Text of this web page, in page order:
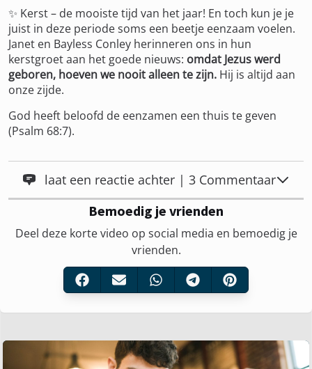
✨ Kerst – de mooiste tijd van het jaar! En toch kun je je
juist in deze periode soms een beetje eenzaam voelen.
Janet en Bayless Conley herinneren ons in hun
kerstgroet aan het goede nieuws: omdat Jezus werd
geboren, hoeven we nooit alleen te zijn. Hij is altijd aan
onze zijde.
God heeft beloofd de eenzamen een thuis te geven
(Psalm 68:7).
laat een reactie achter | 3 Commentaar
Bemoedig je vrienden
Deel deze korte video op social media en bemoedig je
vrienden.